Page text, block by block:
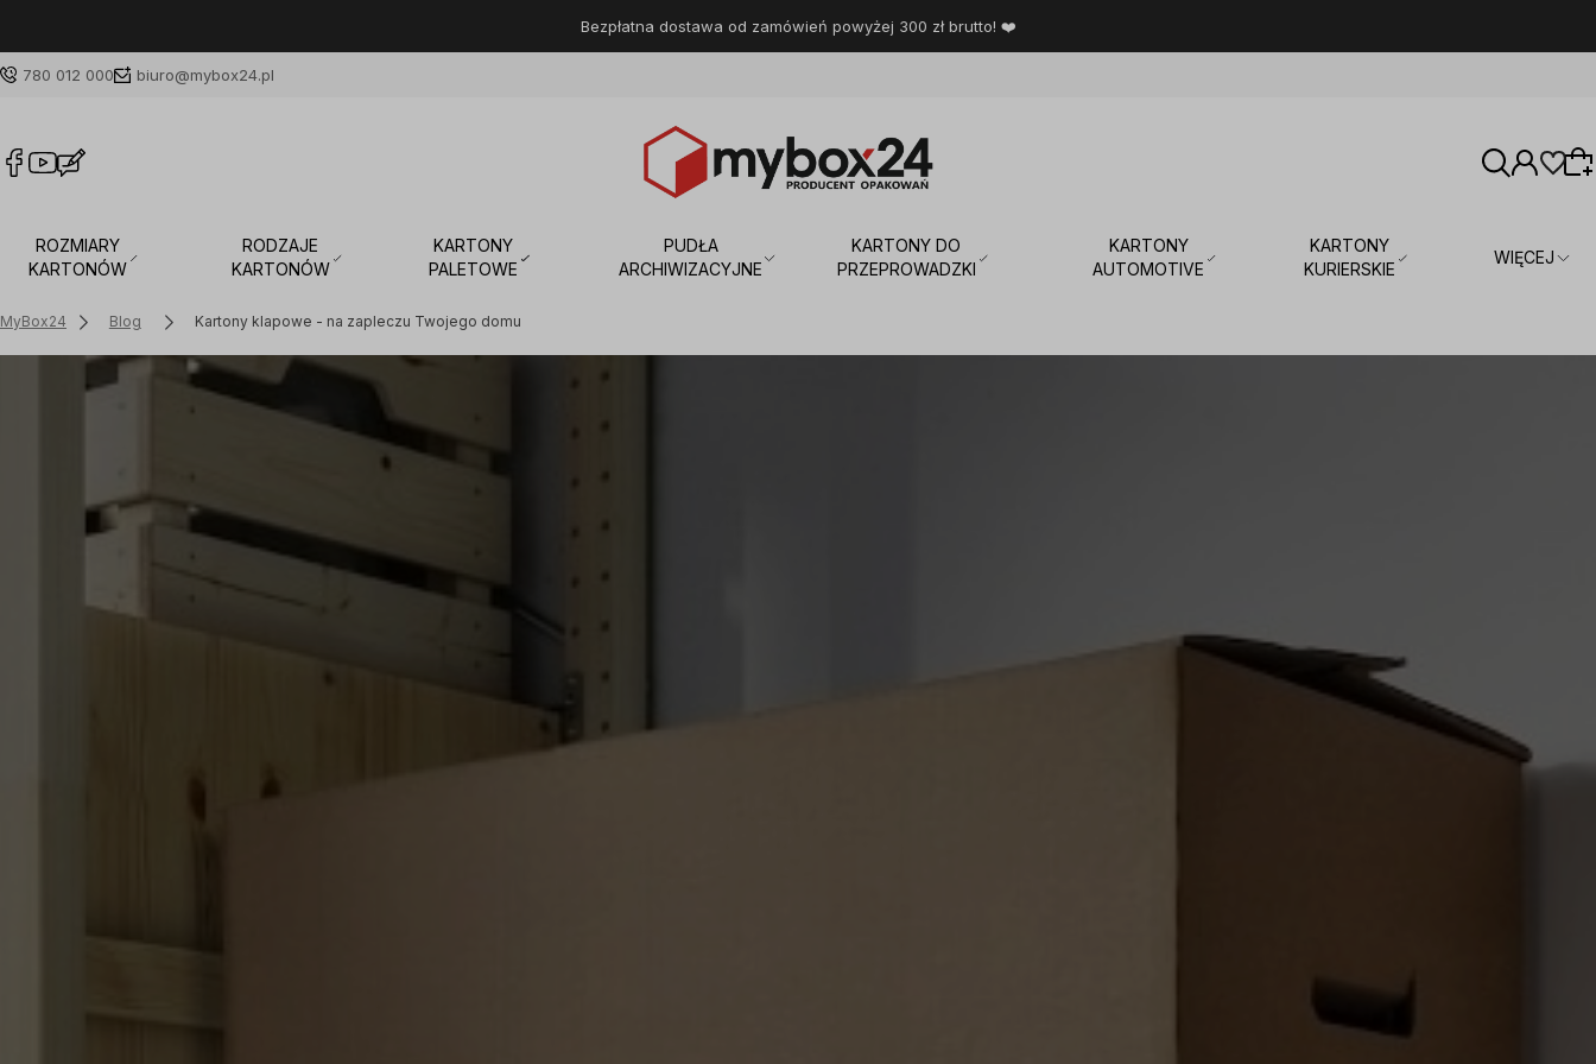
Bezpłatna dostawa od zamówień powyżej 300 zł brutto! ❤️
780 012 000 biuro@mybox24.pl
ROZMIARY
KARTONÓW
RODZAJE
KARTONÓW
KARTONY
PALETOWE
PUDŁA
ARCHIWIZACYJNE
KARTONY DO
PRZEPROWADZKI
KARTONY
AUTOMOTIVE
KARTONY
KURIERSKIE
WIĘCEJ
MyBox24 Blog Kartony klapowe - na zapleczu Twojego domu